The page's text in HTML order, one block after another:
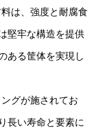
は、強度と耐腐食
堅牢な構造を提供
ある筐体を実現し
グが施されてお
長い寿命と要素に